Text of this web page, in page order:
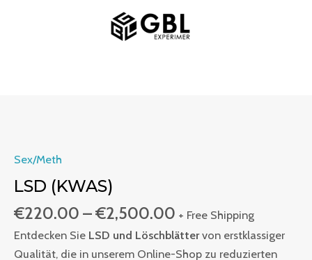
MAIN
MENU
Sex/Meth
LSD (KWAS)
€220.00 –€2,500.00 + Free Shipping
Entdecken Sie LSD und Löschblättervon erstklassiger
Qualität, die in unserem Online-Shop zu reduzierten
Menge